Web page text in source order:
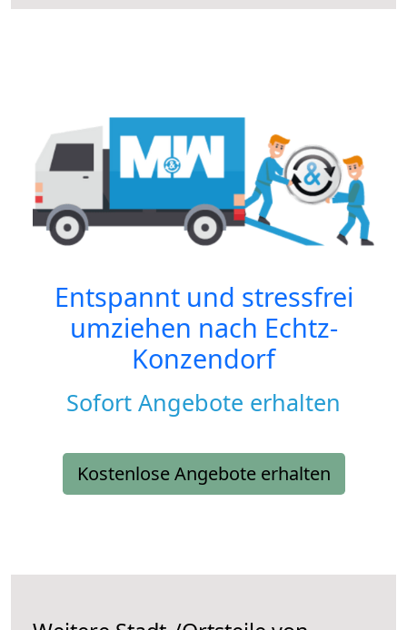
Entspannt und stressfrei
umziehen nach Echtz-
Konzendorf
Sofort Angebote erhalten
Kostenlose Angebote erhalten